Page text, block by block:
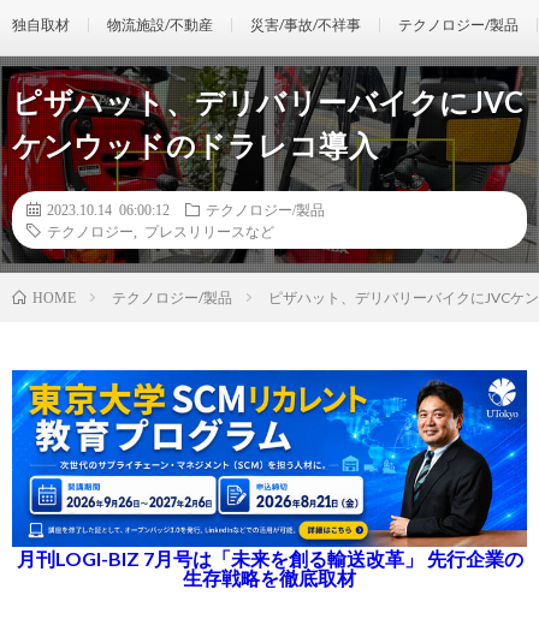
独自取材 物流施設/不動産 災害/事故/不祥事 テクノロジー/製品
ピザハット、デリバリーバイクにJVC
ケンウッドのドラレコ導入
2023.10.14 06:00:12
テクノロジー/製品
テクノロジー
プレスリリースなど
HOME テクノロジー/製品 ピザハット、デリバリーバイクにJVCケ
月刊LOGI-BIZ 7月号は「未来を創る輸送改革」 先行企業の
生存戦略を徹底取材